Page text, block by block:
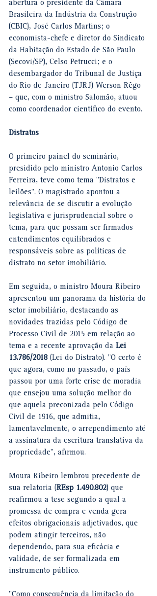
abertura o presidente da Câmara
Brasileira da Indústria da Construção
(CBIC), José Carlos Martins; o
economista-chefe e diretor do Sindicato
da Habitação do Estado de São Paulo
(Secovi/SP), Celso Petrucci; e o
desembargador do Tribunal de Justiça
do Rio de Janeiro (TJRJ) Werson Rêgo
– que, com o ministro Salomão, atuou
como coordenador científico do evento.
Dist​​ratos
O primeiro painel do seminário,
presidido pelo ministro Antonio Carlos
Ferreira, teve como tema "Distratos e
leilões". O magistrado apontou a
relevância de se discutir a evolução
legislativa e jurisprudencial sobre o
tema, para que possam ser firmados
entendimentos equilibrados e
responsáveis sobre as políticas de
distrato no setor imobiliário.
Em seguida, o ministro Moura Ribeiro
apresentou um panorama da história do
setor imobiliário, destacando as
novidades trazidas pelo Código de
Processo Civil de 2015 em relação ao
tema e a recente aprovação da Lei
13.786/2018 (Lei do Distrato). "O certo é
que agora, como no passado, o país
passou por uma forte crise de moradia
que ensejou uma solução melhor do
que aquela preconizada pelo Código
Civil de 1916, que admitia,
lamentavelmente, o arrependimento até
a assinatura da escritura translativa da
propriedade", afirmou.
Moura Ribeiro lembrou precedente de
sua relatoria (REsp 1.490.802) que
reafirmou a tese segundo a qual a
promessa de compra e venda gera
efeitos obrigacionais adjetivados, que
podem atingir terceiros, não
dependendo, para sua eficácia e
validade, de ser formalizada em
instrumento público.